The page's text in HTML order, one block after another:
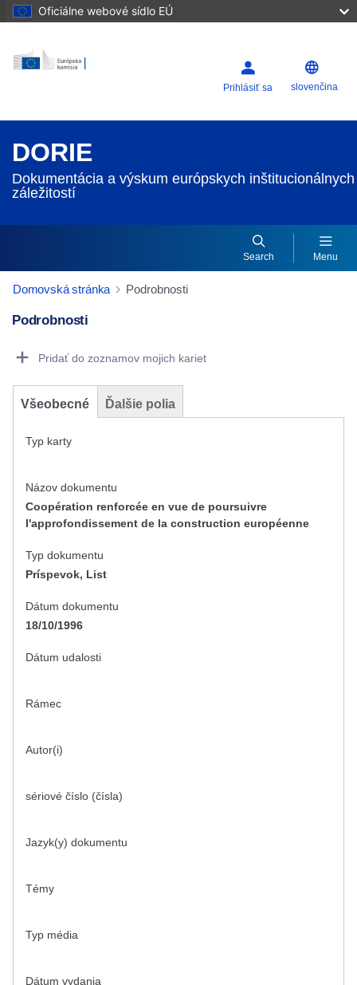
Oficiálne webové sídlo EÚ
Prihlásiť sa slovenčina
DORIE
Dokumentácia a výskum európskych inštitucionálnych
záležitostí
Search Menu
Domovská stránka Podrobnosti
Podrobnosti
Pridať do zoznamov mojich kariet
Všeobecné Ďalšie polia
Typ karty
Názov dokumentu
Coopération renforcée en vue de poursuivre
l'approfondissement de la construction européenne
Typ dokumentu
Príspevok, List
Dátum dokumentu
18/10/1996
Dátum udalosti
Rámec
Autor(i)
sériové číslo (čísla)
Jazyk(y) dokumentu
Témy
Typ média
Dátum vydania